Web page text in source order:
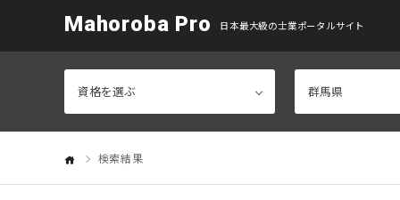
Mahoroba Pro 日本最大級の士業ポータルサイト
検索結果